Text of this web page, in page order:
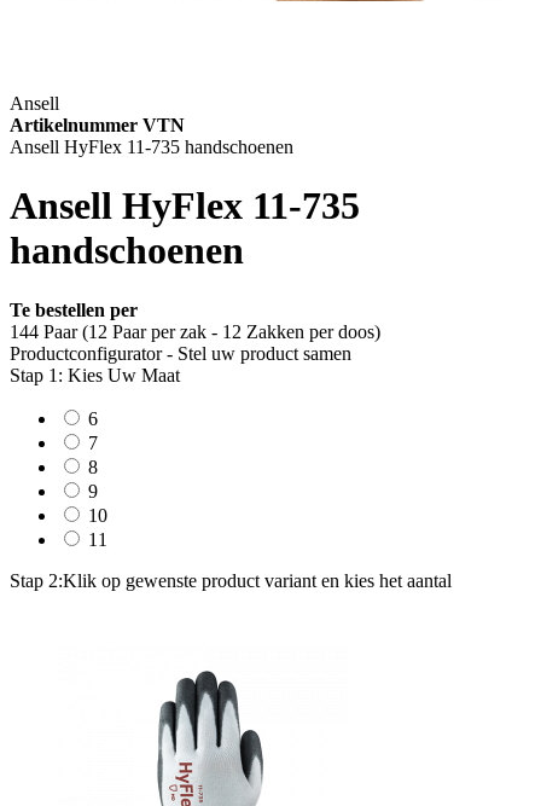
Ansell
Artikelnummer VTN
Ansell HyFlex 11-735 handschoenen
Ansell HyFlex 11-735
handschoenen
Te bestellen per
144 Paar (12 Paar per zak - 12 Zakken per doos)
Productconfigurator - Stel uw product samen
Stap 1: Kies Uw Maat
6
7
8
9
10
11
Stap 2:Klik op gewenste product variant en kies het aantal